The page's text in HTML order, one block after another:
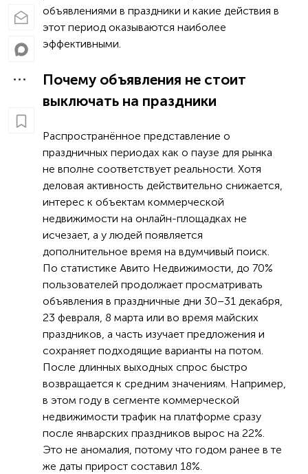
объявлениями в праздники и какие действия в
этот период оказываются наиболее
эффективными.
Почему объявления не стоит
выключать на праздники
Распространённое представление о
праздничных периодах как о паузе для рынка
не вполне соответствует реальности. Хотя
деловая активность действительно снижается,
интерес к объектам коммерческой
недвижимости на онлайн-площадках не
исчезает, а у людей появляется
дополнительное время на вдумчивый поиск.
По статистике Авито Недвижимости, до 70%
пользователей продолжает просматривать
объявления в праздничные дни 30–31 декабря,
23 февраля, 8 марта или во время майских
праздников, а часть изучает предложения и
сохраняет подходящие варианты на потом.
После длинных выходных спрос быстро
возвращается к средним значениям. Например,
в этом году в сегменте коммерческой
недвижимости трафик на платформе сразу
после январских праздников вырос на 22%.
Это не аномалия, потому что годом ранее в те
же даты прирост составил 18%.